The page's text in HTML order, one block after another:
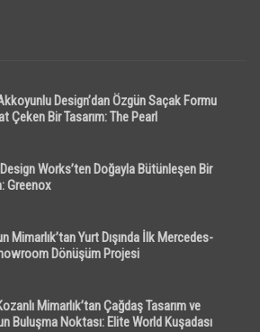
Design’dan Özgün Saçak Formu
Çeken Bir Tasarım: The Pearl
Works’ten Doğayla Bütünleşen Bir
Greenox
Mimarlık’tan Yurt Dışında İlk Mercedes-
Dönüşüm Projesi
Mimarlık’tan Çağdaş Tasarım ve
Buluşma Noktası: Elite World Kuşadası